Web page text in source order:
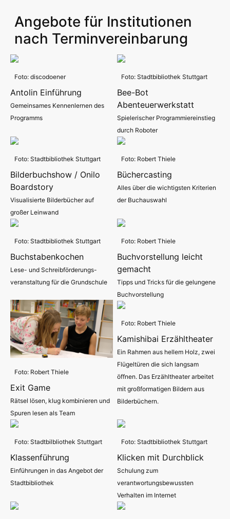
Angebote für Institutionen
nach Terminvereinbarung
Foto: discodoener
Antolin Einführung
Gemeinsames Kennenlernen des
Programms
Foto: Stadtbibliothek Stuttgart
Bee-Bot
Abenteuerwerkstatt
Spielerischer Programmiereinstieg
durch Roboter
Foto: Stadtbibliothek Stuttgart
Bilderbuchshow / Onilo
Boardstory
Visualisierte Bilderbücher auf
großer Leinwand
Foto: Robert Thiele
Büchercasting
Alles über die wichtigsten Kriterien
der Buchauswahl
Foto: Stadtbibliothek Stuttgart
Buchstabenkochen
Lese- und Schreibförderungs-
veranstaltung für die Grundschule
Foto: Robert Thiele
Buchvorstellung leicht
gemacht
Tipps und Tricks für die gelungene
Buchvorstellung
Foto: Robert Thiele
Exit Game
Rätsel lösen, klug kombinieren und
Spuren lesen als Team
Foto: Robert Thiele
Kamishibai Erzähltheater
Ein Rahmen aus hellem Holz, zwei
Flügeltüren die sich langsam
öffnen. Das Erzähltheater arbeitet
mit großformatigen Bildern aus
Bilderbüchern.
Foto: Stadtbilbliothek Stuttgart
Klassenführung
Einführungen in das Angebot der
Stadtbibliothek
Foto: Stadtbibliothek Stuttgart
Klicken mit Durchblick
Schulung zum
verantwortungsbewussten
Verhalten im Internet